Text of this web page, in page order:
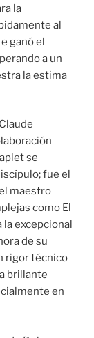
la
al
ganó el
a un
la estima
se
fue el
maestro
como El
la excepcional
de su
rigor técnico
brillante
en